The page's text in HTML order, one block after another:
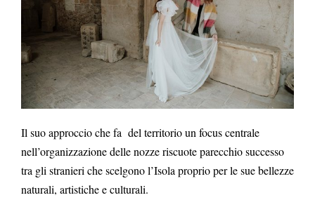
Il suo approccio che fa del territorio un focus centrale
nell’organizzazione delle nozze riscuote parecchio successo
tra gli stranieri che scelgono l’Isola proprio per le sue bellezze
naturali, artistiche e culturali.